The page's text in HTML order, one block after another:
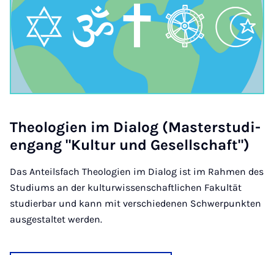
Theo­lo­gien im Dia­log (Mas­ter­stud­i­
engang "Kul­tur und Gesell­schaft")
Das Anteilsfach Theologien im Dialog ist im Rahmen des
Studiums an der kulturwissenschaftlichen Fakultät
studierbar und kann mit verschiedenen Schwerpunkten
ausgestaltet werden.